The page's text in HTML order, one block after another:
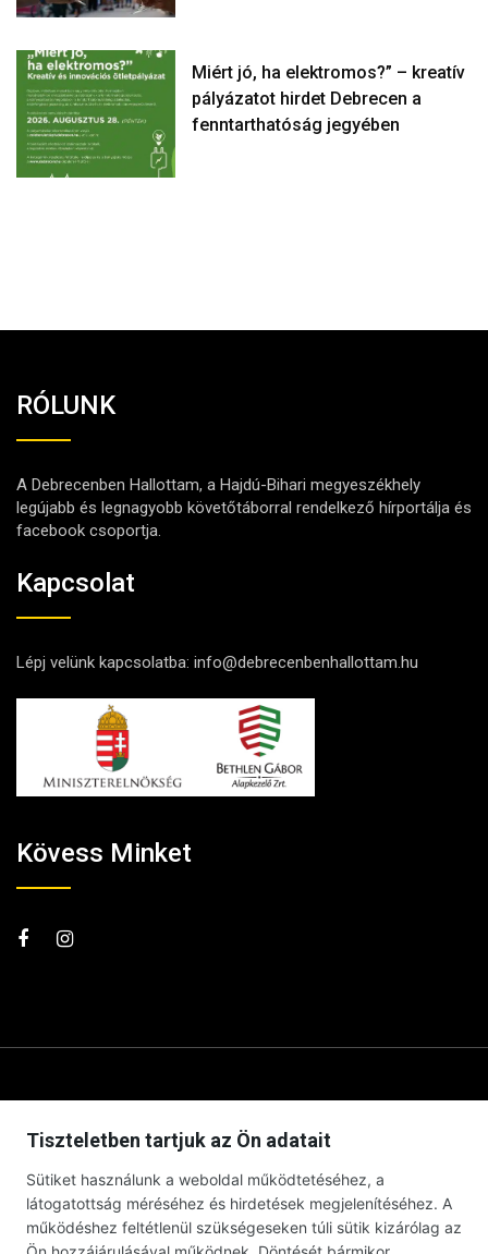
Miért jó, ha elektromos?” – kreatív
pályázatot hirdet Debrecen a
fenntarthatóság jegyében
RÓLUNK
A Debrecenben Hallottam, a Hajdú-Bihari megyeszékhely
legújabb és legnagyobb követőtáborral rendelkező hírportálja és
facebook csoportja.
Kapcsolat
Lépj velünk kapcsolatba: info@debrecenbenhallottam.hu
Kövess Minket
Tiszteletben tartjuk az Ön adatait
Sütiket használunk a weboldal működtetéséhez, a
látogatottság méréséhez és hirdetések megjelenítéséhez. A
működéshez feltétlenül szükségeseken túli sütik kizárólag az